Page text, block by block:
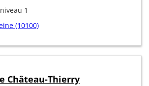
1
(10100)
Château-Thierry